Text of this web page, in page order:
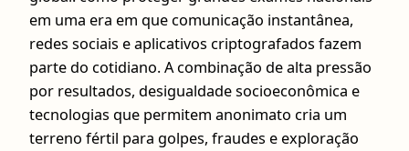
em uma era em que comunicação instantânea,
redes sociais e aplicativos criptografados fazem
parte do cotidiano. A combinação de alta pressão
por resultados, desigualdade socioeconômica e
tecnologias que permitem anonimato cria um
terreno fértil para golpes, fraudes e exploração